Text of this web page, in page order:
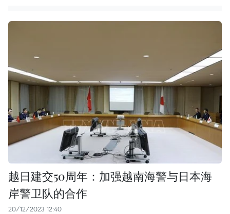
越日建交50周年：加强越南海警与日本海
岸警卫队的合作
20/12/2023 12:40